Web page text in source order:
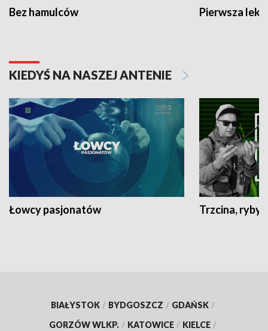
Bez hamulców Pierwsza
KIEDYŚ NA NASZEJ ANTENIE
Łowcy pasjonatów Trzcina, ryby
BIAŁYSTOK / BYDGOSZCZ / GDAŃSK /
GORZÓW WLKP. / KATOWICE / KIELCE /